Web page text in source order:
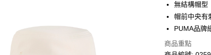
單筆訂單淨值
每筆HK$30.00
無結構帽型
帽前中央有
PUMA品牌
商品重點